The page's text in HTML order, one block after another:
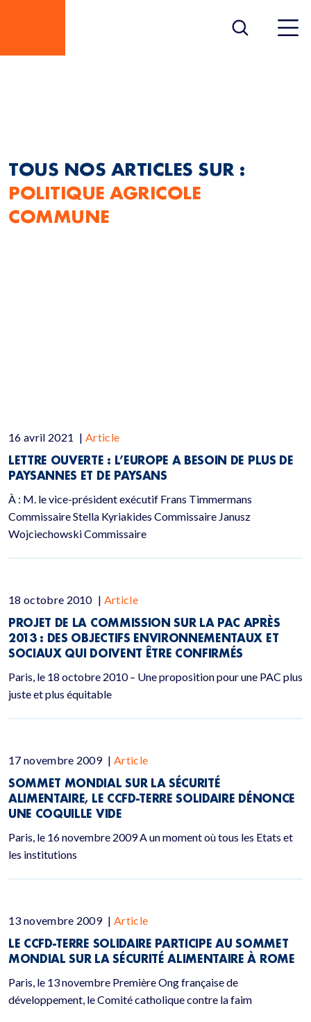
POLITIQUE AGRICOLE
COMMUNE
TOUS NOS ARTICLES SUR :
POLITIQUE AGRICOLE
COMMUNE
16 avril 2021 | Article
LETTRE OUVERTE : L’EUROPE A BESOIN DE PLUS DE
PAYSANNES ET DE PAYSANS
À : M. le vice-président exécutif Frans Timmermans
Commissaire Stella Kyriakides Commissaire Janusz
Wojciechowski Commissaire
18 octobre 2010 | Article
PROJET DE LA COMMISSION SUR LA PAC APRÈS
2013 : DES OBJECTIFS ENVIRONNEMENTAUX ET
SOCIAUX QUI DOIVENT ÊTRE CONFIRMÉS
Paris, le 18 octobre 2010 – Une proposition pour une PAC plus
juste et plus équitable
17 novembre 2009 | Article
SOMMET MONDIAL SUR LA SÉCURITÉ
ALIMENTAIRE, LE CCFD-TERRE SOLIDAIRE DÉNONCE
UNE COQUILLE VIDE
Paris, le 16 novembre 2009 A un moment où tous les Etats et
les institutions
13 novembre 2009 | Article
LE CCFD-TERRE SOLIDAIRE PARTICIPE AU SOMMET
MONDIAL SUR LA SÉCURITÉ ALIMENTAIRE À ROME
Paris, le 13 novembre Première Ong française de
développement, le Comité catholique contre la faim